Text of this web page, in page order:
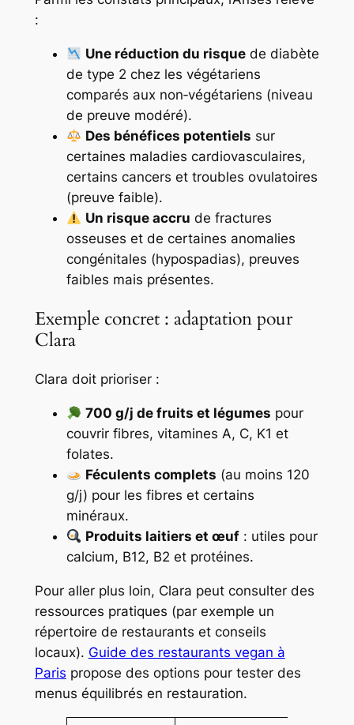
:
Une réduction du risquede diabète
de type 2 chez les végétariens
comparés aux non‑végétariens (niveau
de preuve modéré).
Des bénéfices potentiels sur
certaines maladies cardiovasculaires,
certains cancers et troubles ovulatoires
(preuve faible).
Un risque accru de fractures
osseuses et de certaines anomalies
congénitales (hypospadias), preuves
faibles mais présentes.
Exemple concret : adaptation pour
Clara
Clara doit prioriser :
700 g/j de fruits et légumes pour
couvrir fibres, vitamines A, C, K1 et
folates.
Féculents complets (au moins 120
g/j) pour les fibres et certains
minéraux.
Produits laitiers et œuf: utiles pour
calcium, B12, B2 et protéines.
Pour aller plus loin, Clara peut consulter des
ressources pratiques (par exemple un
répertoire de restaurants et conseils
locaux). Guide des restaurants vegan à
Paris propose des options pour tester des
menus équilibrés en restauration.